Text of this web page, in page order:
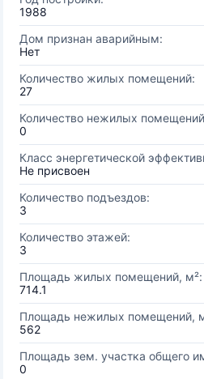
1988
Дом признан аварийным:
Нет
Количество жилых помещений:
27
Количество нежилых
0
Класс энергетической
Не присвоен
Количество подъездов:
3
Количество этажей:
3
Площадь жилых помещений, м²:
714.1
Площадь нежилых помещений,
562
Площадь зем. участка общего
0